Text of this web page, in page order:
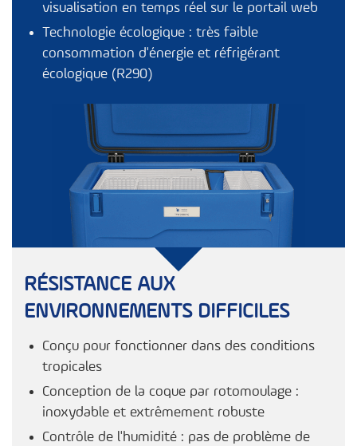
visualisation en temps réel sur le portail web
Technologie écologique : très faible
consommation d'énergie et réfrigérant
écologique (R290)
RÉSISTANCE AUX
ENVIRONNEMENTS DIFFICILES
Conçu pour fonctionner dans des conditions
tropicales
Conception de la coque par rotomoulage :
inoxydable et extrêmement robuste
Contrôle de l'humidité : pas de problème de